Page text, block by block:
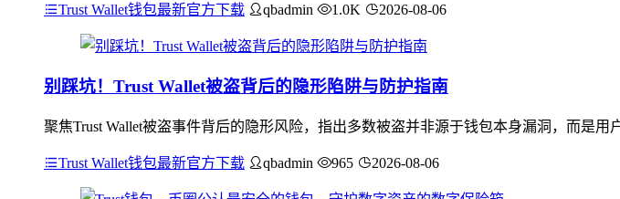
Trust Wallet钱包最新官方下载 qbadmin 1.0K 2026-08-06
别踩坑！Trust Wallet被盗背后的隐形陷阱与防护指南
聚焦Trust Wallet被盗事件背后的隐形风险，指出多数被盗并非源于钱包本身漏洞，而是
Trust Wallet钱包最新官方下载 qbadmin 965 2026-08-06